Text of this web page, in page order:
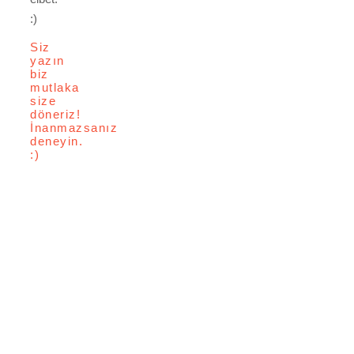
:)
Siz
yazın
biz
mutlaka
size
döneriz!
İnanmazsanız
deneyin.
:)